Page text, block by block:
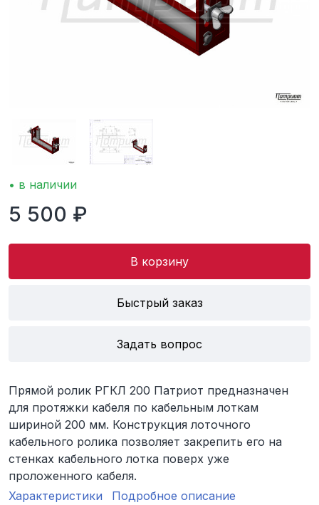
• в наличии
5 500 ₽
В корзину
Быстрый заказ
Задать вопрос
Прямой ролик РГКЛ 200 Патриот предназначен
для протяжки кабеля по кабельным лоткам
шириной 200 мм. Конструкция лоточного
кабельного ролика позволяет закрепить его на
стенках кабельного лотка поверх уже
проложенного кабеля.
Характеристики
Подробное описание